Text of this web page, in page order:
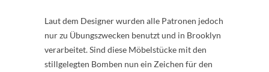
Laut dem Designer wurden alle Patronen jedoch
nur zu Übungszwecken benutzt und in Brooklyn
verarbeitet. Sind diese Möbelstücke mit den
stillgelegten Bomben nun ein Zeichen für den